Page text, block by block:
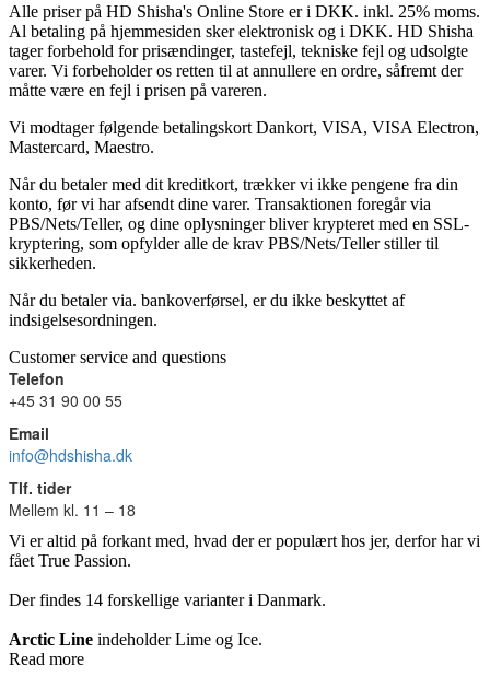
Alle priser på HD Shisha's Online Store er i DKK. inkl. 25% moms.
Al betaling på hjemmesiden sker elektronisk og i DKK. HD Shisha
tager forbehold for prisændinger, tastefejl, tekniske fejl og udsolgte
varer. Vi forbeholder os retten til at annullere en ordre, såfremt der
måtte være en fejl i prisen på vareren.
Vi modtager følgende betalingskort Dankort, VISA, VISA Electron,
Mastercard, Maestro.
Når du betaler med dit kreditkort, trækker vi ikke pengene fra din
konto, før vi har afsendt dine varer. Transaktionen foregår via
PBS/Nets/Teller, og dine oplysninger bliver krypteret med en SSL-
kryptering, som opfylder alle de krav PBS/Nets/Teller stiller til
sikkerheden.
Når du betaler via. bankoverførsel, er du ikke beskyttet af
indsigelsesordningen.
Customer service and questions
Telefon
+45 31 90 00 55
Email
info@hdshisha.dk
Tlf. tider
Mellem kl. 11 – 18
Vi er altid på forkant med, hvad der er populært hos jer, derfor har vi
fået True Passion.
Der findes 14 forskellige varianter i Danmark.
Arctic Line indeholder Lime og Ice.
Read more